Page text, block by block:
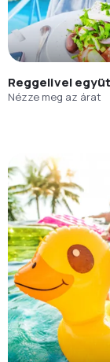
Reggelivel
Nézze meg az árat